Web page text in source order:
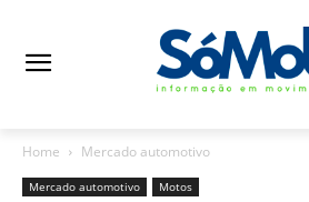
Home Mercado automotivo
Mercado automotivo Motos